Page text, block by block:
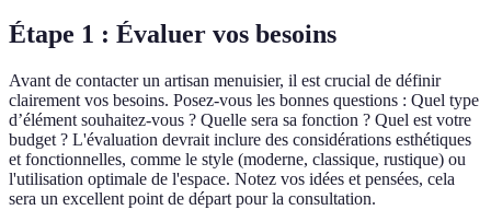
Étape 1 : Évaluer vos besoins
Avant de contacter un artisan menuisier, il est crucial de définir
clairement vos besoins. Posez-vous les bonnes questions : Quel type
d’élément souhaitez-vous ? Quelle sera sa fonction ? Quel est votre
budget ? L'évaluation devrait inclure des considérations esthétiques
et fonctionnelles, comme le style (moderne, classique, rustique) ou
l'utilisation optimale de l'espace. Notez vos idées et pensées, cela
sera un excellent point de départ pour la consultation.